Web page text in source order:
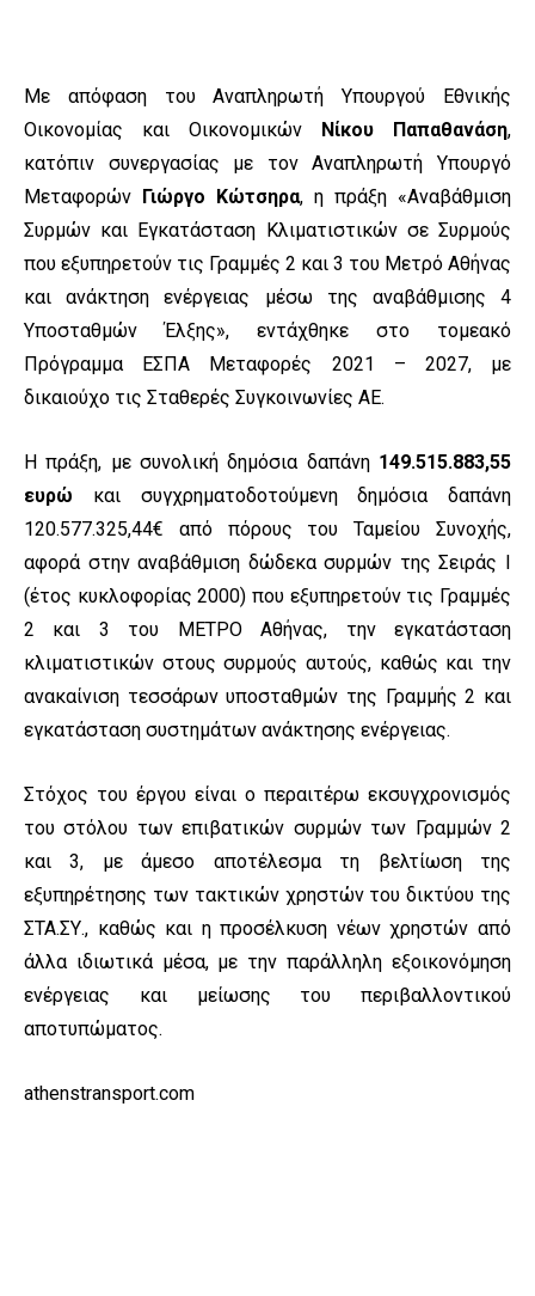
Με απόφαση του Αναπληρωτή Υπουργού Εθνικής
Οικονομίας και Οικονομικών
Νίκου Παπαθανάση,
κατόπιν συνεργασίας με τον Αναπληρωτή Υπουργό
Μεταφορών
Γιώργο Κώτσηρα, η πράξη «Αναβάθμιση
Συρμών και Εγκατάσταση Κλιματιστικών σε Συρμούς
που εξυπηρετούν τις Γραμμές 2 και 3 του Μετρό Αθήνας
και ανάκτηση ενέργειας μέσω της αναβάθμισης 4
Υποσταθμών Έλξης», εντάχθηκε στο τομεακό
Πρόγραμμα ΕΣΠΑ Μεταφορές 2021 – 2027, με
δικαιούχο τις Σταθερές Συγκοινωνίες ΑΕ.
Η πράξη, με συνολική δημόσια δαπάνη 149.515.883,55
ευρώ και συγχρηματοδοτούμενη δημόσια δαπάνη
120.577.325,44€ από πόρους του Ταμείου Συνοχής,
αφορά στην αναβάθμιση δώδεκα συρμών της Σειράς Ι
(έτος κυκλοφορίας 2000) που εξυπηρετούν τις Γραμμές
2 και 3 του ΜΕΤΡΟ Αθήνας, την εγκατάσταση
κλιματιστικών στους συρμούς αυτούς, καθώς και την
ανακαίνιση τεσσάρων υποσταθμών της Γραμμής 2 και
εγκατάσταση συστημάτων ανάκτησης ενέργειας.
Στόχος του έργου είναι ο περαιτέρω εκσυγχρονισμός
του στόλου των επιβατικών συρμών των Γραμμών 2
και 3, με άμεσο αποτέλεσμα τη βελτίωση της
εξυπηρέτησης των τακτικών χρηστών του δικτύου της
ΣΤΑ.ΣΥ., καθώς και η προσέλκυση νέων χρηστών από
άλλα ιδιωτικά μέσα, με την παράλληλη εξοικονόμηση
ενέργειας και μείωσης του περιβαλλοντικού
αποτυπώματος.
athenstransport.com